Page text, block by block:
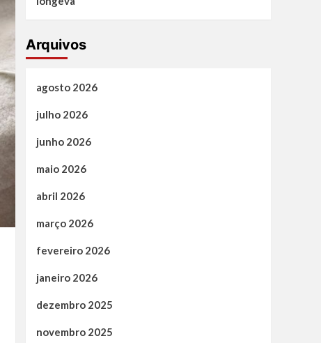
Arquivos
agosto 2026
julho 2026
junho 2026
maio 2026
abril 2026
março 2026
fevereiro 2026
janeiro 2026
dezembro 2025
novembro 2025